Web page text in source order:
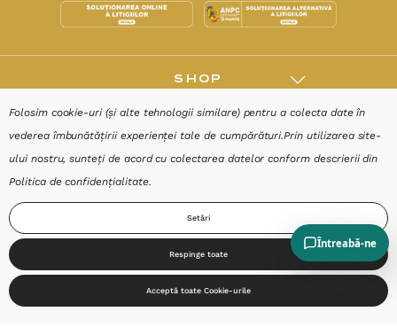
SHOP
Termeni & Condiții Date de identificare
Start Produse
Coș
Caută Cont
Folosim cookie-uri (și alte tehnologii similare) pentru a colecta date în
vederea îmbunătățirii experienței tale de cumpărături.Prin utilizarea site-
ului nostru, sunteți de acord cu colectarea datelor conform descrierii din
Politica de confidențialitate.
Setări
Respinge toate
Acceptă toate Cookie-urile